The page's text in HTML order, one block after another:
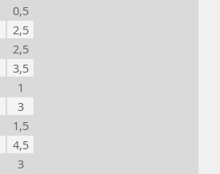
0,5
2,5
2,5
3,5
1
3
1,5
4,5
3